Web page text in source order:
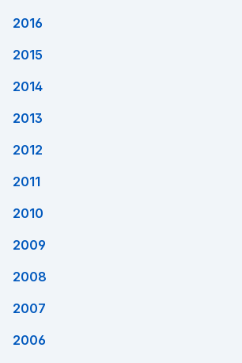
2016
2015
2014
2013
2012
2011
2010
2009
2008
2007
2006